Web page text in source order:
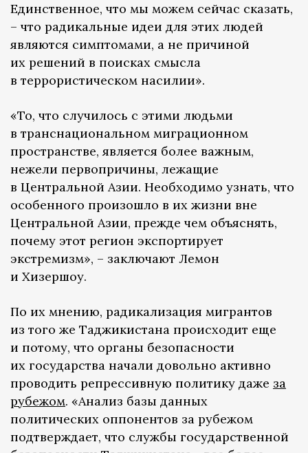
Единственное, что мы можем сейчас сказать,
– что радикальные идеи для этих людей
являются симптомами, а не причиной
их решений в поисках смысла
в террористическом насилии».
«То, что случилось с этими людьми
в транснациональном миграционном
пространстве, является более важным,
нежели первопричины, лежащие
в Центральной Азии. Необходимо узнать, что
особенного произошло в их жизни вне
Центральной Азии, прежде чем объяснять,
почему этот регион экспортирует
экстремизм», – заключают Лемон
и Хизершоу.
По их мнению, радикализация мигрантов
из того же Таджикистана происходит еще
и потому, что органы безопасности
их государства начали довольно активно
проводить репрессивную политику даже за
рубежом. «Анализ базы данных
политических оппонентов за рубежом
подтверждает, что службы государственной